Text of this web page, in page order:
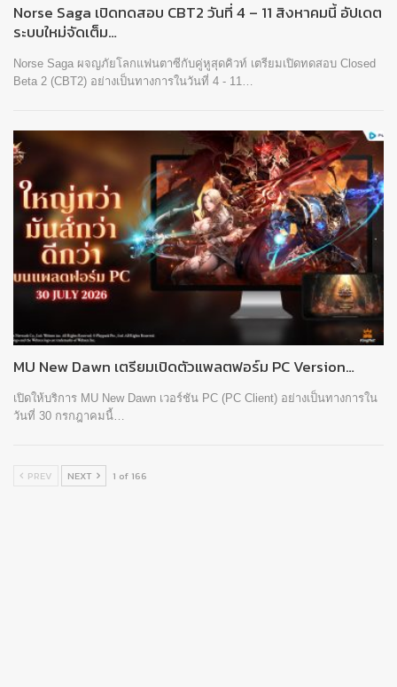
Norse Saga เปิดทดสอบ CBT2 วันที่ 4 – 11 สิงหาคมนี้ อัปเดต
ระบบใหม่จัดเต็ม…
Norse Saga ผจญภัยโลกแฟนตาซีกับคู่หูสุดคิวท์ เตรียมเปิดทดสอบ Closed
Beta 2 (CBT2) อย่างเป็นทางการในวันที่ 4 - 11…
MU New Dawn เตรียมเปิดตัวแพลตฟอร์ม PC Version…
เปิดให้บริการ MU New Dawn เวอร์ชัน PC (PC Client) อย่างเป็นทางการใน
วันที่ 30 กรกฎาคมนี้…
PREV NEXT 1 of 166